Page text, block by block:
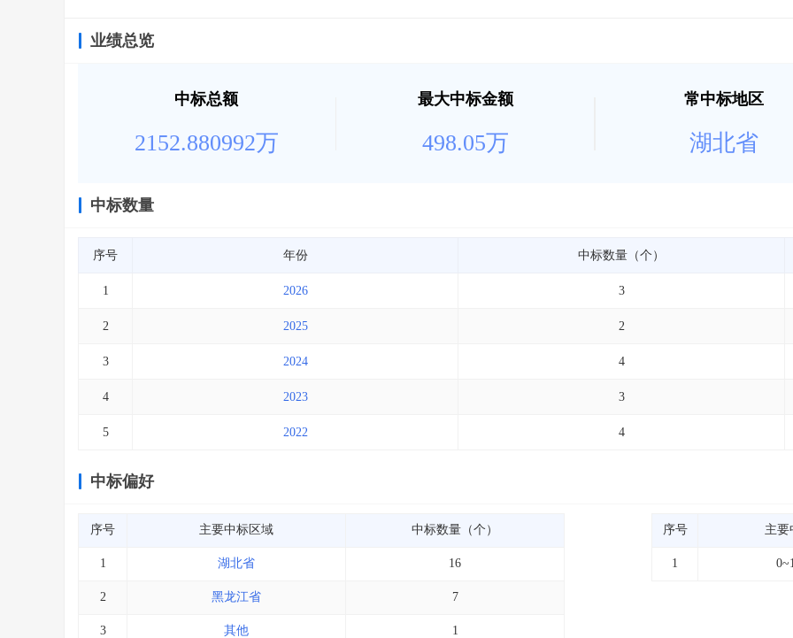
业绩总览
中标总额
2152.880992万
最大中标金额
498.05万
常中标地区
湖北省
中标数量
序号 年份 中标数量（个）
1 2026 3
2 2025 2
3 2024 4
4 2023 3
5 2022 4
中标偏好
序号 主要中标区域 中标数量（个）
1 湖北省 16
2 黑龙江省 7
3 其他 1
序号 主要
1